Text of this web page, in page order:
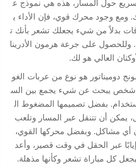
حول المسار، هذه هي نموذج ع
ومع وجود محرك قوي، فإن الأداء ي
بدلاً من شيء يجعلك تشعر بأنك ت
على جرعة هرمون الأدرينا
العالي هو لك.
دوميناتور هو نوع من عربات الغو
شخص يبحث عن شيء يجمع بين الس
بفضل تصميمها المضغوط ال
يمكن أن تتنقل عبر المسار وتلعب
أي مشاكل. وبفضل محركها القوي،
عبر الحقل في وقت قصير، وأعد
كل مباراة تشعر وكأنها مذهلة.